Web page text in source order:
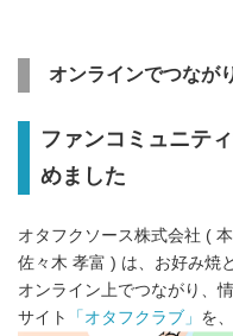
オンラインでつなが
ファンコミュニテ
めました
オタフクソース株式会社 (
佐々木 孝富 ) は、お好み焼
オンライン上でつながり、
サイト
「オタフクラブ」 を